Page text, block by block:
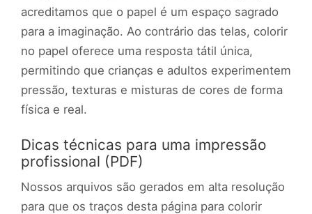
acreditamos que o papel é um espaço sagrado
para a imaginação. Ao contrário das telas, colorir
no papel oferece uma resposta tátil única,
permitindo que crianças e adultos experimentem
pressão, texturas e misturas de cores de forma
física e real.
Dicas técnicas para uma impressão
profissional (PDF)
Nossos arquivos são gerados em alta resolução
para que os traços desta página para colorir